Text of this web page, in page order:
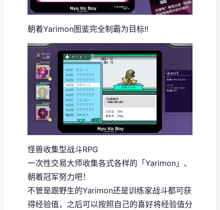
朝着Yarimon图鉴完全制霸为目标!!
怪兽收集型战斗RPG
一次性交易大师收集各式各样的「Yarimon」、
朝着冠军努力吧！
不管是跟野生的Yarimon还是训练家战斗都可获
得经验值，之后可以按照自己的喜好将经验值分